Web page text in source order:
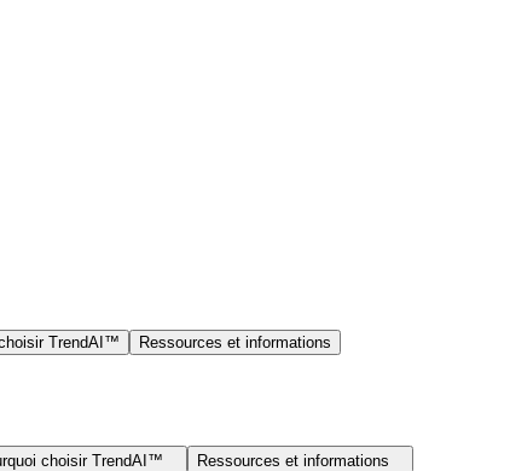
TrendAI™ Ressources et informations
choisir TrendAI™ Ressources et informations